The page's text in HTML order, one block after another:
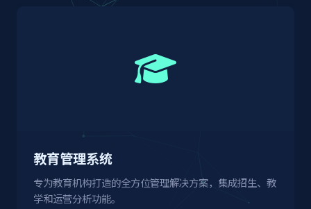
教育管理系统
专为教育机构打造的全方位管理解决方案，集成招生、教
学和运营分析功能。